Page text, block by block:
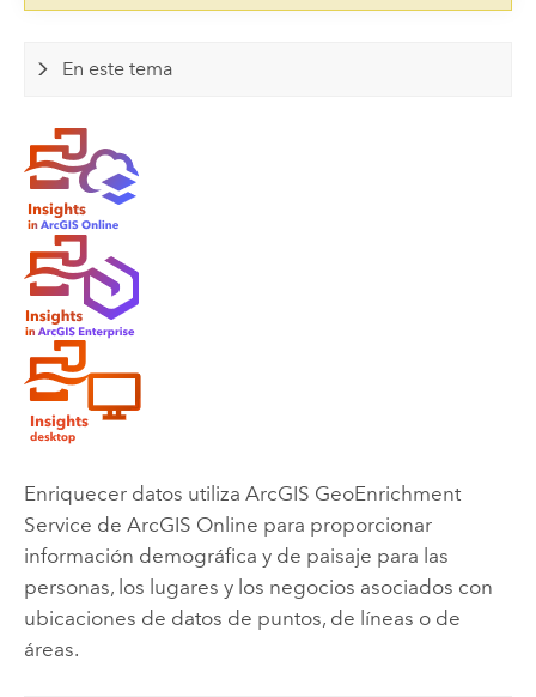
En este tema
Enriquecer datos utiliza ArcGIS GeoEnrichment
Service de ArcGIS Online para proporcionar
información demográfica y de paisaje para las
personas, los lugares y los negocios asociados con
ubicaciones de datos de puntos, de líneas o de
áreas.